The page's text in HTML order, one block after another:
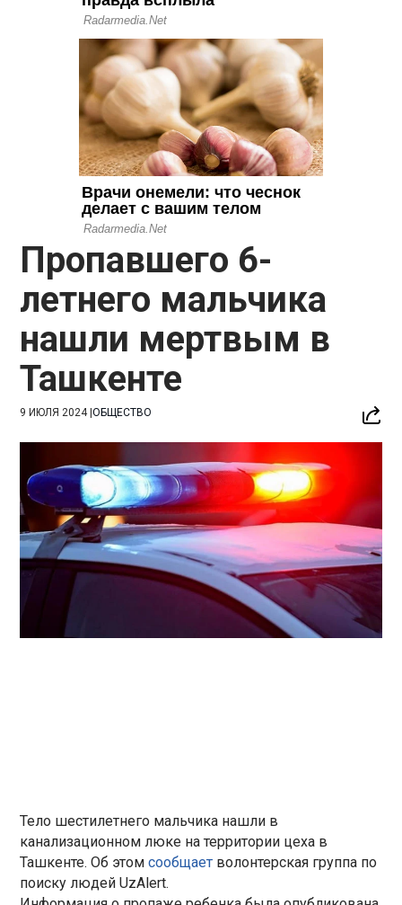
Пропавшего 6-
летнего мальчика
нашли мертвым в
Ташкенте
9 ИЮЛЯ 2024|ОБЩЕСТВО
Тело шестилетнего мальчика нашли в
канализационном люке на территории цеха в
Ташкенте. Об этомсообщает волонтерская группа по
поиску людей UzAlert.